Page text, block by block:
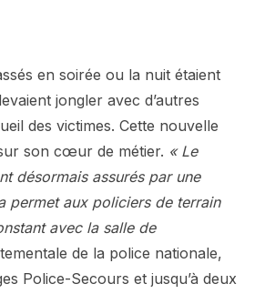
en soirée ou la nuit étaient
jongler avec d’autres
des victimes. Cette nouvelle
son cœur de métier. « Le
désormais assurés par une
permet aux policiers de terrain
avec la salle de
de la police nationale,
Police-Secours et jusqu’à deux